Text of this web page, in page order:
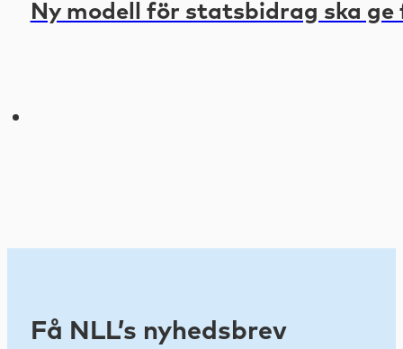
Ny modell för statsbidrag ska
Få NLL’s nyhedsbrev